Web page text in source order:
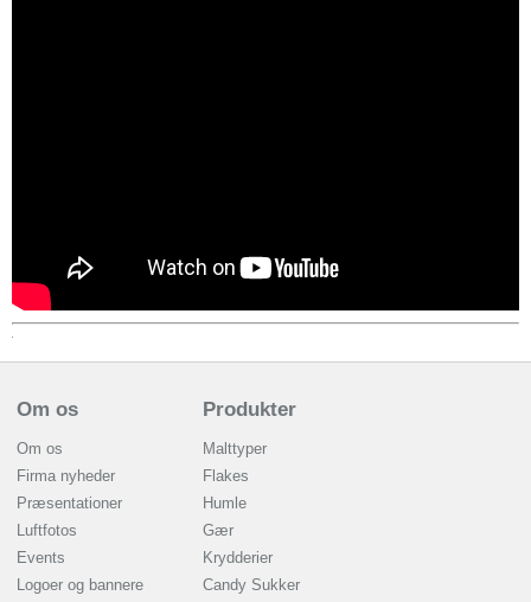
Om os
Om os
Firma nyheder
Præsentationer
Luftfotos
Events
Logoer og bannere
Produkter
Malttyper
Flakes
Humle
Gær
Krydderier
Candy Sukker